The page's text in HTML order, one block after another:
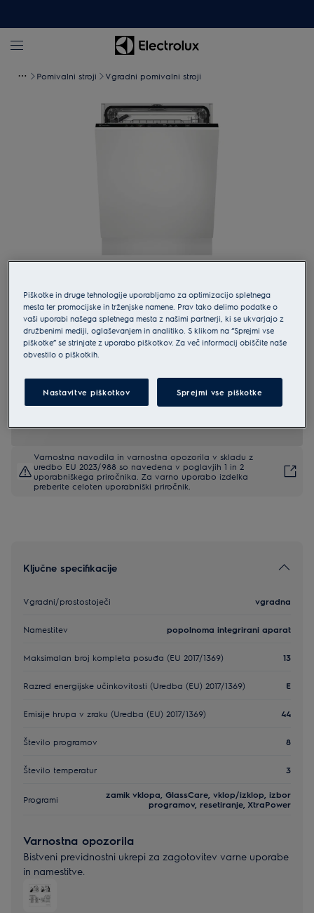
Pomivalni stroji Vgradni pomivalni stroji
EEQ47210L
Electrolux 600 pomivalni stroj
Varnostna navodila in varnostna opozorila v skladu z
uredbo EU 2023/988 so navedena v poglavjih 1 in 2
uporabniškega priročnika. Za varno uporabo izdelka
preberite celoten uporabniški priročnik.
Ključne specifikacije
Vgradni/prostostoječi vgradna
Namestitev popolnoma integrirani aparat
Maksimalan broj kompleta posuđa (EU 2017/1369) 13
Razred energijske učinkovitosti (Uredba (EU) 2017/1369) E
Emisije hrupa v zraku (Uredba (EU) 2017/1369) 44
Število programov 8
Število temperatur 3
Programi
zamik vklopa, GlassCare, vklop/izklop, izbor
programov, resetiranje, XtraPower
Varnostna opozorila
Bistveni previdnostni ukrepi za zagotovitev varne uporabe
in namestitve.
Piškotke in druge tehnologije uporabljamo za optimizacijo spletnega
mesta ter promocijske in trženjske namene. Prav tako delimo podatke o
vaši uporabi našega spletnega mesta z našimi partnerji, ki se ukvarjajo z
družbenimi mediji, oglaševanjem in analitiko. S klikom na “Sprejmi vse
piškotke” se strinjate z uporabo piškotkov. Za več informacij obiščite naše
obvestilo o piškotkih.
Nastavitve piškotkov Sprejmi vse piškotke